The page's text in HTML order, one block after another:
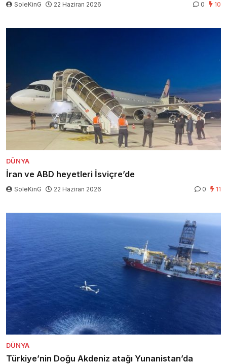
SoleKinG 22 Haziran 2026 0 10
DÜNYA
İran ve ABD heyetleri İsviçre’de
SoleKinG 22 Haziran 2026 0 11
DÜNYA
Türkiye’nin Doğu Akdeniz atağı Yunanistan’da